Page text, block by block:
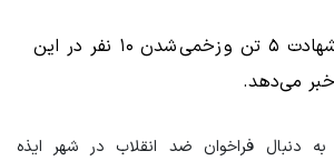
یک منبع آگاه از شهادت ۵ تن و زخمی شدن ۱۰ نفر در این
می‌دهد.
دنبال فراخوان ضد انقلاب در شهر ایذه